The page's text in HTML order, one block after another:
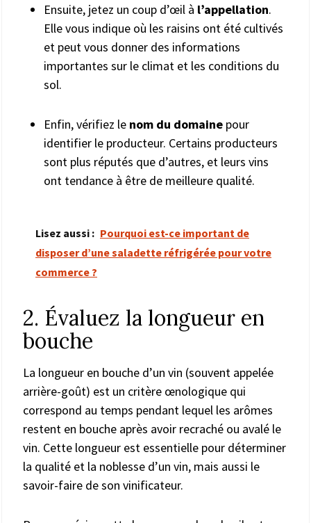
Ensuite, jetez un coup d’œil à l’appellation.
Elle vous indique où les raisins ont été cultivés
et peut vous donner des informations
importantes sur le climat et les conditions du
sol.
Enfin, vérifiez le nom du domaine pour
identifier le producteur. Certains producteurs
sont plus réputés que d’autres, et leurs vins
ont tendance à être de meilleure qualité.
Lisez aussi : Pourquoi est-ce important de
disposer d’une saladette réfrigérée pour votre
commerce ?
2. Évaluez la longueur en
bouche
La longueur en bouche d’un vin (souvent appelée
arrière-goût) est un critère œnologique qui
correspond au temps pendant lequel les arômes
restent en bouche après avoir recraché ou avalé le
vin. Cette longueur est essentielle pour déterminer
la qualité et la noblesse d’un vin, mais aussi le
savoir-faire de son vinificateur.